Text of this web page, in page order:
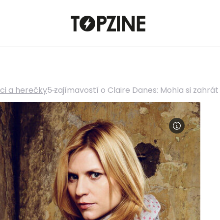
a herečky5 zajímavostí o Claire Danes: Mohla si